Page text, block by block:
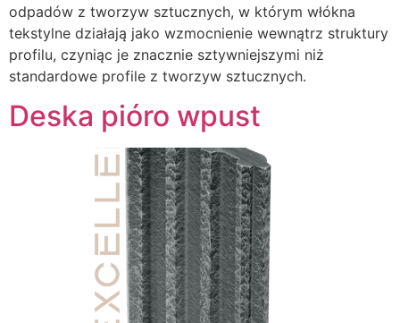
odpadów z tworzyw sztucznych, w którym włókna
tekstylne działają jako wzmocnienie wewnątrz struktury
profilu, czyniąc je znacznie sztywniejszymi niż
standardowe profile z tworzyw sztucznych.
Deska pióro wpust